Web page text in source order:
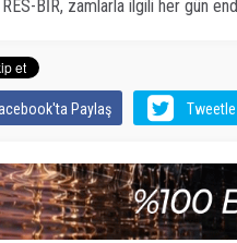
BİR, zamlarla ilgili her gün
Paylaş Tweetle